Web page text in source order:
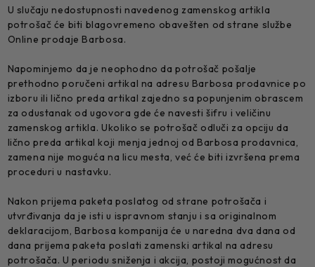
U slučaju nedostupnosti navedenog zamenskog artikla
potrošač će biti blagovremeno obavešten od strane službe
Online prodaje Barbosa.
Napominjemo da je neophodno da potrošač pošalje
prethodno poručeni artikal na adresu Barbosa prodavnice po
izboru ili lično preda artikal zajedno sa popunjenim obrascem
za odustanak od ugovora gde će navesti šifru i veličinu
zamenskog artikla. Ukoliko se potrošač odluči za opciju da
lično preda artikal koji menja jednoj od Barbosa prodavnica,
zamena nije moguća na licu mesta, već će biti izvršena prema
proceduri u nastavku.
Nakon prijema paketa poslatog od strane potrošača i
utvrđivanja da je isti u ispravnom stanju i sa originalnom
deklaracijom, Barbosa kompanija će u naredna dva dana od
dana prijema paketa poslati zamenski artikal na adresu
potrošača. U periodu sniženja i akcija, postoji mogućnost da